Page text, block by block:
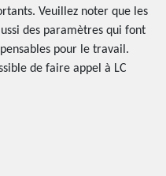
Veuillez noter que les
des paramètres qui font
pour le travail.
de faire appel à LC